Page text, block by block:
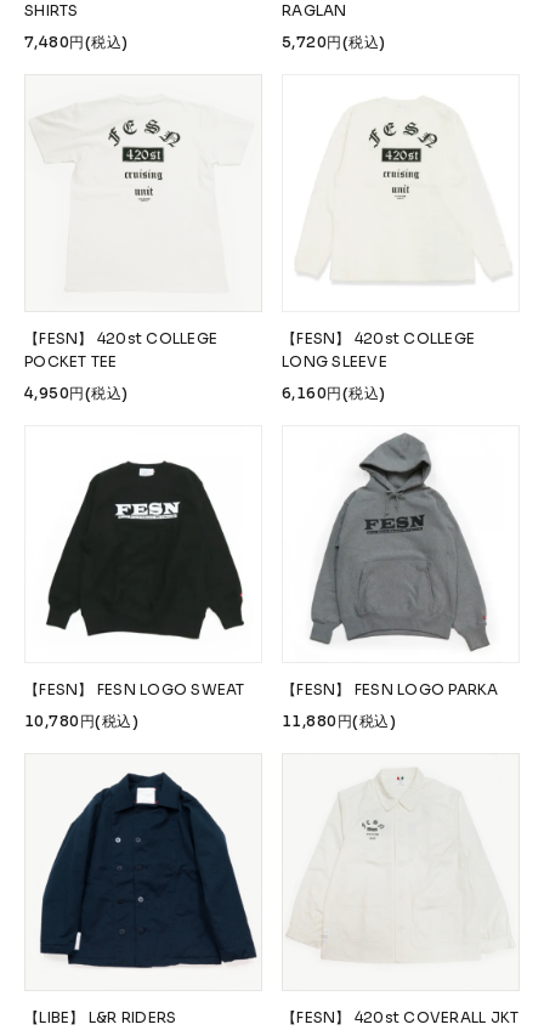
SHIRTS
7,480円(税込)
RAGLAN
5,720円(税込)
【FESN】 420st COLLEGE
POCKET TEE
4,950円(税込)
【FESN】 420st COLLEGE
LONG SLEEVE
6,160円(税込)
【FESN】 FESN LOGO SWEAT
10,780円(税込)
【FESN】 FESN LOGO PARKA
11,880円(税込)
【LIBE】 L&R RIDERS
【FESN】 420st COVERALL JKT